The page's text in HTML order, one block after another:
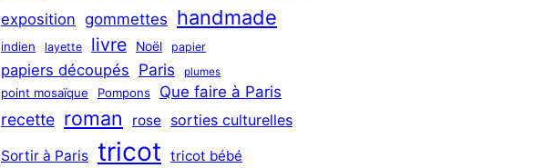
exposition gommettes handmade
indien layette livre Noël papier
papiers découpés Paris plumes
point mosaïque Pompons Que faire à Paris
recette roman rose sorties culturelles
Sortir à Paris tricot tricot bébé